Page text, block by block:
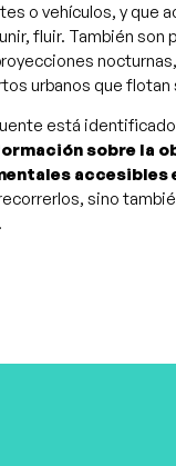
o vehículos, y que
fluir. También son
urbanos que flotan
está
sobre la
accesibles
sino